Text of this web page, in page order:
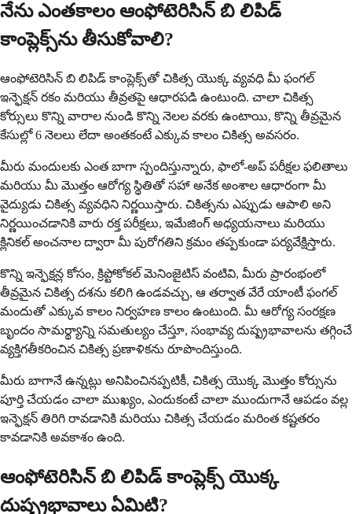
నేను ఎంతకాలం ఆంఫోటెరిసిన్ బి లిపిడ్
కాంప్లెక్స్‌ను తీసుకోవాలి?
ఆంఫోటెరిసిన్ బి లిపిడ్ కాంప్లెక్స్‌తో చికిత్స యొక్క వ్యవధి మీ ఫంగల్
ఇన్ఫెక్షన్ రకం మరియు తీవ్రతపై ఆధారపడి ఉంటుంది. చాలా చికిత్స
కోర్సులు కొన్ని వారాల నుండి కొన్ని నెలల వరకు ఉంటాయి, కొన్ని తీవ్రమైన
కేసుల్లో 6 నెలలు లేదా అంతకంటే ఎక్కువ కాలం చికిత్స అవసరం.
మీరు మందులకు ఎంత బాగా స్పందిస్తున్నారు, ఫాలో-అప్ పరీక్షల ఫలితాలు
మరియు మీ మొత్తం ఆరోగ్య స్థితితో సహా అనేక అంశాల ఆధారంగా మీ
వైద్యుడు చికిత్స వ్యవధిని నిర్ణయిస్తారు. చికిత్సను ఎప్పుడు ఆపాలి అని
నిర్ణయించడానికి వారు రక్త పరీక్షలు, ఇమేజింగ్ అధ్యయనాలు మరియు
క్లినికల్ అంచనాల ద్వారా మీ పురోగతిని క్రమం తప్పకుండా పర్యవేక్షిస్తారు.
కొన్ని ఇన్ఫెక్షన్ల కోసం, క్రిప్టోకోకల్ మెనింజైటిస్ వంటివి, మీరు ప్రారంభంలో
తీవ్రమైన చికిత్స దశను కలిగి ఉండవచ్చు, ఆ తర్వాత వేరే యాంటీ ఫంగల్
మందుతో ఎక్కువ కాలం నిర్వహణ కాలం ఉంటుంది. మీ ఆరోగ్య సంరక్షణ
బృందం సామర్థ్యాన్ని సమతుల్యం చేస్తూ, సంభావ్య దుష్ప్రభావాలను తగ్గించే
వ్యక్తిగతీకరించిన చికిత్స ప్రణాళికను రూపొందిస్తుంది.
మీరు బాగానే ఉన్నట్లు అనిపించినప్పటికీ, చికిత్స యొక్క మొత్తం కోర్సును
పూర్తి చేయడం చాలా ముఖ్యం, ఎందుకంటే చాలా ముందుగానే ఆపడం వల్ల
ఇన్ఫెక్షన్ తిరిగి రావడానికి మరియు చికిత్స చేయడం మరింత కష్టతరం
కావడానికి అవకాశం ఉంది.
ఆంఫోటెరిసిన్ బి లిపిడ్ కాంప్లెక్స్ యొక్క
దుష్ప్రభావాలు ఏమిటి?